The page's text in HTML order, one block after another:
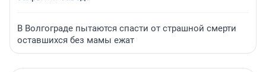
В Волгограде пытаются спасти от страшной смерти
оставшихся без мамы ежат